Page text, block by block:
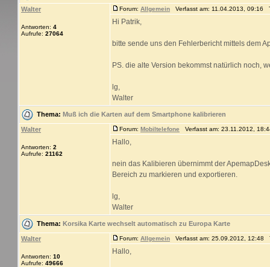
Walter
Antworten: 4
Aufrufe: 27064
Forum: Allgemein Verfasst am: 11.04.2013, 09:16
Hi Patrik,
bitte sende uns den Fehlerbericht mittels dem
PS. die alte Version bekommst natürlich noch,
lg,
Walter
Thema: Muß ich die Karten auf dem Smartphone kalibrieren
Walter
Antworten: 2
Aufrufe: 21162
Forum: Mobiltelefone Verfasst am: 23.11.2012,
Hallo,
nein das Kalibieren übernimmt der
Bereich zu markieren und exportieren.
lg,
Walter
Thema: Korsika Karte wechselt automatisch zu Europa Karte
Walter
Antworten: 10
Aufrufe: 49666
Forum: Allgemein Verfasst am: 25.09.2012, 12:48
Hallo,